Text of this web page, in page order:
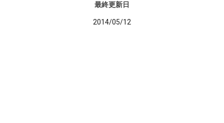
最終更新日
2014/05/12